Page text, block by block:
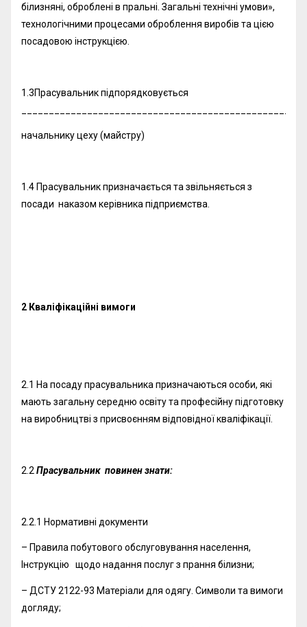
білизняні, оброблені в пральні. Загальні технічні умови»,
технологічними процесами оброблення виробів та цією
посадовою інструкцією.
1.3Прасувальник підпорядковується
начальнику цеху (майстру)
1.4 Прасувальник призначається та звільняється з
посади наказом керівника підприємства.
2 Кваліфікаційні вимоги
2.1 На посаду прасувальника призначаються особи, які
мають загальну середню освіту та професійну підготовку
на виробництві з присвоєнням відповідної кваліфікації.
2.2 Прасувальник повинен знати:
2.2.1 Нормативні документи
– Правила побутового обслуговування населення,
Інструкцію щодо надання послуг з прання білизни;
– ДСТУ 2122-93 Матеріали для одягу. Символи та вимоги
догляду;